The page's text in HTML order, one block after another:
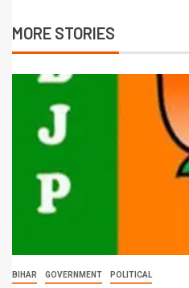
MORE STORIES
BIHAR GOVERNMENT POLITICAL